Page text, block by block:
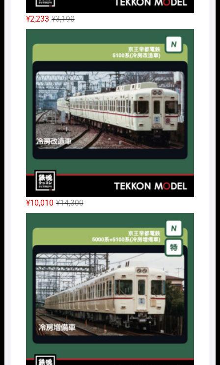
¥3,190元
の
価
¥3,190
で
し
た。
¥2,233
現
在
の
は
¥2,233
で
す。
¥14,300元
の
価
¥14,300
で
し
た。
¥10,010
現
在
の
は
¥10,010
で
す。